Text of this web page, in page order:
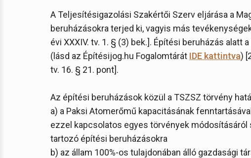
A Teljesítésigazolási Szakértői Szerv eljárása a
beruházásokra terjed ki, vagyis más
évi XXXIV. tv. 1. § (3) bek.]. Építési beruházás
(lásd az Építésijog.hu Fogalomtárát IDE kattintva)
tv. 16. § 21. pont].
Az építési beruházások közül a TSZSZ törvény
a) a Paksi Atomerőmű kapacitásának
ezzel kapcsolatos egyes törvények módosításáról
tartozó építési beruházásokra
b) az állam 100%-os tulajdonában álló gazdasági